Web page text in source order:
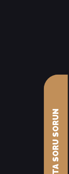
AVUKATA SORU SORUN